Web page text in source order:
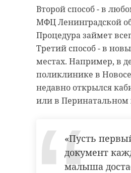
Второй способ - в
МФЦ Ленинградской
Процедура займет
Третий способ - в
местах. Например, в
поликлинике в
недавно открылся
или в Перинатальном
«Пусть
документ
малыша
Мужчина был бодр,
и продрог.
в спасодеяло, а затем
машинам, где Егора
друзья.
выдворения за
// Мы есть вMAX. Не
миграционный рейд
полицейский рейд
улица правды
Поделиться